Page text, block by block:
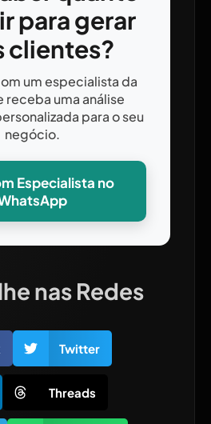
para gerar
clientes?
um especialista da
receba uma análise
para o seu
negócio.
Especialista no
nas Redes
Twitter
Threads